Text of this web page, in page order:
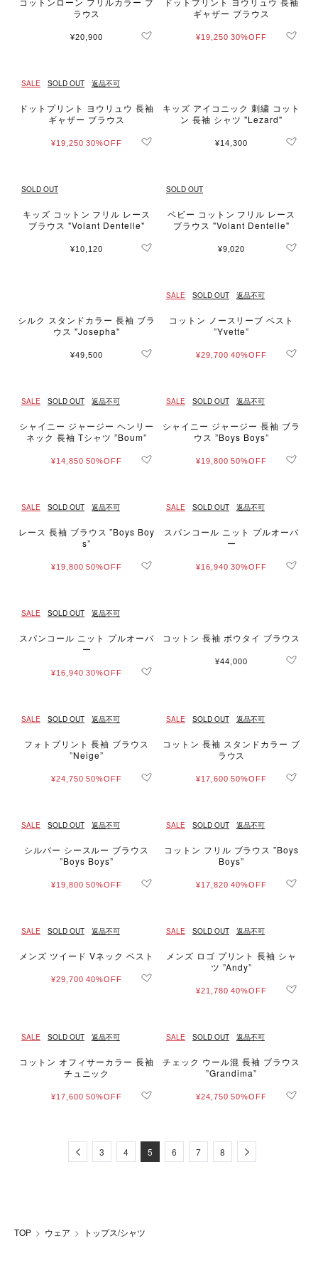
ラウス
¥20,900
ギャザー ブラウス
¥19,250 30%OFF
SALE SOLD OUT 返品不可
ドットプリント ヨウリュウ 長袖
ギャザー ブラウス
¥19,250 30%OFF
キッズ アイコニック 刺繍 コット
ン 長袖 シャツ "Lezard"
¥14,300
SOLD OUT
キッズ コットン フリル レース
ブラウス "Volant Dentelle"
¥10,120
SOLD OUT
ベビー コットン フリル レース
ブラウス "Volant Dentelle"
¥9,020
シルク スタンドカラー 長袖 ブラ
ウス "Josepha"
¥49,500
SALE SOLD OUT 返品不可
コットン ノースリーブ ベスト
”Yvette”
¥29,700 40%OFF
SALE SOLD OUT 返品不可
シャイニー ジャージー ヘンリー
ネック 長袖 Tシャツ ”Boum”
¥14,850 50%OFF
SALE SOLD OUT 返品不可
シャイニー ジャージー 長袖 ブラ
ウス ”Boys Boys”
¥19,800 50%OFF
SALE SOLD OUT 返品不可
レース 長袖 ブラウス ”Boys Boy
s”
¥19,800 50%OFF
SALE SOLD OUT 返品不可
スパンコール ニット プルオーバ
ー
¥16,940 30%OFF
SALE SOLD OUT 返品不可
スパンコール ニット プルオーバ
ー
¥16,940 30%OFF
コットン 長袖 ボウタイ ブラウス
¥44,000
SALE SOLD OUT 返品不可
フォトプリント 長袖 ブラウス
”Neige”
¥24,750 50%OFF
SALE SOLD OUT 返品不可
コットン 長袖 スタンドカラー ブ
ラウス
¥17,600 50%OFF
SALE SOLD OUT 返品不可
シルバー シースルー ブラウス
”Boys Boys”
¥19,800 50%OFF
SALE SOLD OUT 返品不可
コットン フリル ブラウス ”Boys
Boys”
¥17,820 40%OFF
SALE SOLD OUT 返品不可
メンズ ツイード Vネック ベスト
¥29,700 40%OFF
SALE SOLD OUT 返品不可
メンズ ロゴ プリント 長袖 シャ
ツ ”Andy”
¥21,780 40%OFF
SALE SOLD OUT 返品不可
コットン オフィサーカラー 長袖
チュニック
¥17,600 50%OFF
SALE SOLD OUT 返品不可
チェック ウール混 長袖 ブラウス
”Grandima”
¥24,750 50%OFF
Previous
3 4 5 6 7 8 Next
TOP ウェア トップス/シャツ